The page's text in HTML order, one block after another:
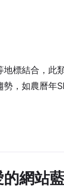
標結合，此
，如農曆年
網站